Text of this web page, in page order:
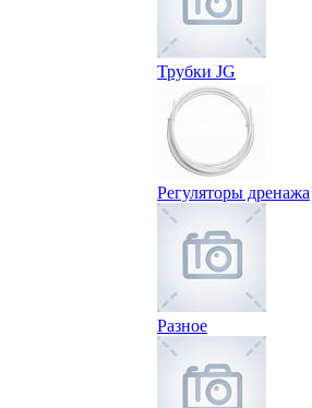
Трубки JG
Регуляторы дренажа
Разное